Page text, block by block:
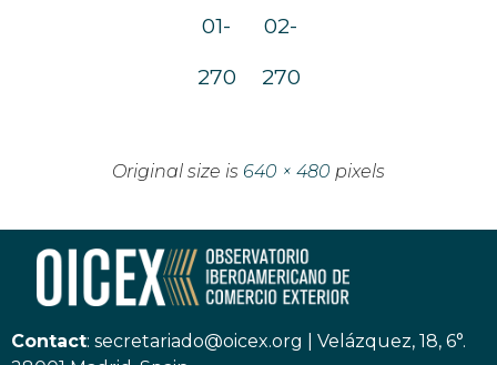
01-
270
02-
270
Original size is 640 × 480 pixels
Contact: secretariado@oicex.org
Velázquez, 18, 6°.